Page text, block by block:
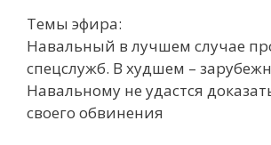
Темы эфира:
Навальный в лучшем случае
спецслужб. В худшем –
Навальному не удастся
своего обвинения